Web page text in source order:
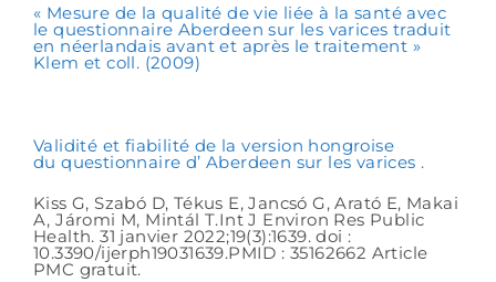
« Mesure de la qualité de vie liée à la santé avec
le questionnaire Aberdeen sur les varices traduit
en néerlandais avant et après le traitement »
Klem et coll. (2009)
Validité et fiabilité de la version hongroise
du questionnaire d’ Aberdeen sur les varices .
Kiss G, Szabó D, Tékus E, Jancsó G, Arató E, Makai
A, Járomi M, Mintál T.Int J Environ Res Public
Health. 31 janvier 2022;19(3):1639. doi :
10.3390/ijerph19031639.PMID : 35162662 Article
PMC gratuit.